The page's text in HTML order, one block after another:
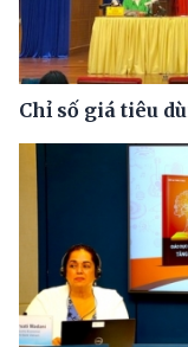
Chỉ số giá tiêu